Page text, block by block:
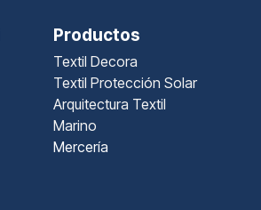
Productos
Textil Decora
Textil Protección Solar
Arquitectura Textil
Marino
Mercería